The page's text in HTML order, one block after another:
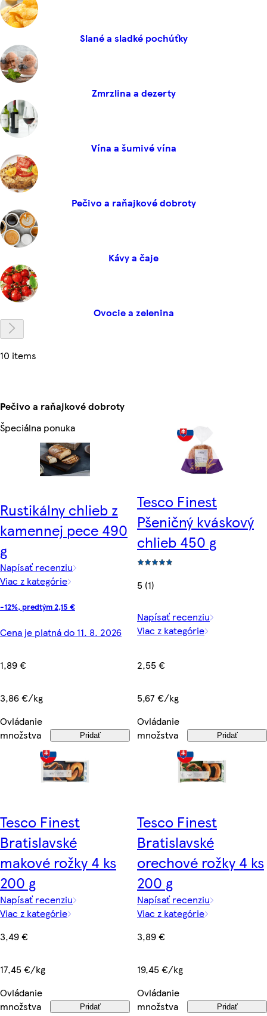
Slané a sladké pochúťky
Zmrzlina a dezerty
Vína a šumivé vína
Pečivo a raňajkové dobroty
Kávy a čaje
Ovocie a zelenina
10 items
Pečivo a raňajkové dobroty
Špeciálna ponuka
Rustikálny chlieb z
kamennej pece 490
g
Napísať recenziu
Viac z kategórie
-12%, predtým 2,15 €
Cena je platná do 11. 8. 2026
1,89 €
3,86 €/kg
Ovládanie
množstva
Pridať
Tesco Finest
Pšeničný kváskový
chlieb 450 g
5 (1)
Napísať recenziu
Viac z kategórie
2,55 €
5,67 €/kg
Ovládanie
množstva
Pridať
Tesco Finest
Bratislavské
makové rožky 4 ks
200 g
Napísať recenziu
Viac z kategórie
3,49 €
17,45 €/kg
Ovládanie
množstva
Pridať
Tesco Finest
Bratislavské
orechové rožky 4 ks
200 g
Napísať recenziu
Viac z kategórie
3,89 €
19,45 €/kg
Ovládanie
množstva
Pridať